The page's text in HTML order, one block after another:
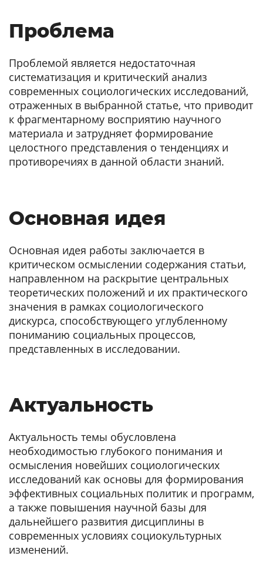
Проблема
Проблемой является недостаточная
систематизация и критический анализ
современных социологических исследований,
отраженных в выбранной статье, что приводит
к фрагментарному восприятию научного
материала и затрудняет формирование
целостного представления о тенденциях и
противоречиях в данной области знаний.
Основная идея
Основная идея работы заключается в
критическом осмыслении содержания статьи,
направленном на раскрытие центральных
теоретических положений и их практического
значения в рамках социологического
дискурса, способствующего углубленному
пониманию социальных процессов,
представленных в исследовании.
Актуальность
Актуальность темы обусловлена
необходимостью глубокого понимания и
осмысления новейших социологических
исследований как основы для формирования
эффективных социальных политик и программ,
а также повышения научной базы для
дальнейшего развития дисциплины в
современных условиях социокультурных
изменений.